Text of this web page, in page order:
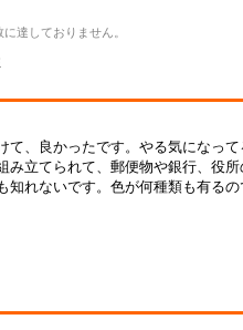
達しておりません。
て、良かったです。やる気になっ
立てられて、郵便物や銀行、役
知れないです。色が何種類も有る